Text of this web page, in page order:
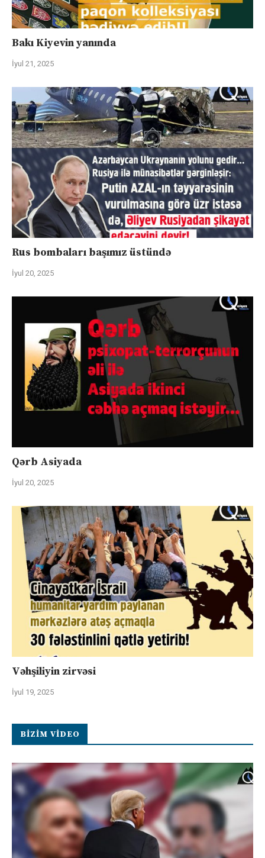
Bakı Kiyevin yanında
İyul 21, 2025
Rus bombaları başımız üstündə
İyul 20, 2025
Qərb Asiyada
İyul 20, 2025
Vəhşiliyin zirvəsi
İyul 19, 2025
BIZIM VIDEO